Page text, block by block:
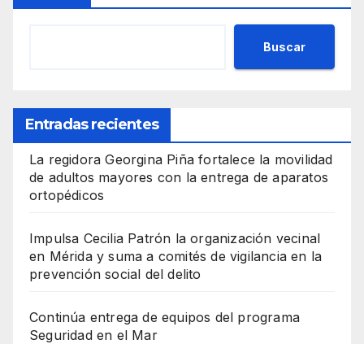
Buscar
Entradas recientes
La regidora Georgina Piña fortalece la movilidad
de adultos mayores con la entrega de aparatos
ortopédicos
Impulsa Cecilia Patrón la organización vecinal
en Mérida y suma a comités de vigilancia en la
prevención social del delito
Continúa entrega de equipos del programa
Seguridad en el Mar